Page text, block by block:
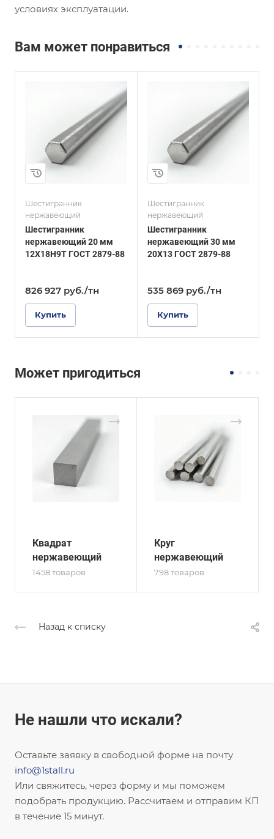
условиях эксплуатации.
Вам может понравиться
Шестигранник
нержавеющий
Шестигранник
нержавеющий 20 мм
12Х18Н9Т ГОСТ 2879-88
826 927 руб./тн
Купить
Сплав / Марка стали
ГОСТ, ТУ
ГОСТ 2879-88
Технология
изготовления
30
Шестигранник
нержавеющий
Шестигранник
нержавеющий 30 мм
20Х13 ГОСТ 2879-88
535 869 руб./тн
Купить
Сплав / Марка стали
ГОСТ, ТУ
ГОСТ 2879-88
Технология
изготовления
10
Может пригодиться
Квадрат
нержавеющий
1458 товаров
Круг
нержавеющий
798 товаров
Назад к списку
Не нашли что искали?
Оставьте заявку в свободной форме на почту
info@1stall.ru
Или свяжитесь, через форму и мы поможем
подобрать продукцию. Рассчитаем и отправим КП
в течение 15 минут.